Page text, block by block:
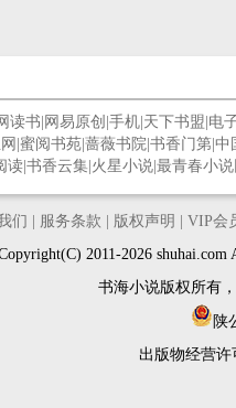
读书 网易原创 手机 天下书盟 电
蜜阅书苑 蔷薇书院 书香门第 中
读 书香云集 火星小说 最青春小
们 服务条款 版权声明
VIP会
2011-2026
书海小说版权所有
陕
出版物经营许